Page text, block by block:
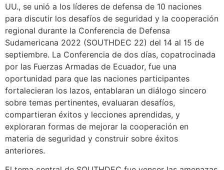
UU., se unió a los líderes de defensa de 10 naciones
para discutir los desafíos de seguridad y la cooperación
regional durante la Conferencia de Defensa
Sudamericana 2022 (SOUTHDEC 22) del 14 al 15 de
septiembre. La Conferencia de dos días, copatrocinada
por las Fuerzas Armadas de Ecuador, fue una
oportunidad para que las naciones participantes
fortalecieran los lazos, entablaran un diálogo sincero
sobre temas pertinentes, evaluaran desafíos,
compartieran éxitos y lecciones aprendidas, y
exploraran formas de mejorar la cooperación en
materia de seguridad y construir sobre éxitos
anteriores.